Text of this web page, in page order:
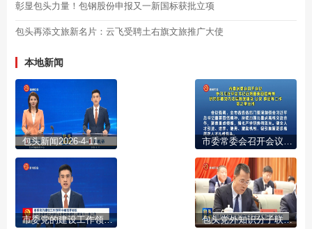
彰显包头力量！包钢股份申报又一新国标获批立项
包头再添文旅新名片：云飞受聘土右旗文旅推广大使
本地新闻
包头新闻2026-4-11 市委常委会召开会议 学习习近平总书记近期重要回信精神 研究部署党内法规制度建设 公安 群团等工作 陈之常主持
市委党的建设工作领导小组召开会议 研究部署树立和践行正确政绩观学习教育下一步工作 陈之常主持 包头党外知识分子联谊会第二届会员大会召开